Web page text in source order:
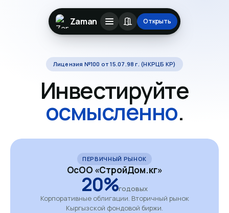
Zaman Открыть
Лицензия №100 от 15.07.98 г. (НКРЦБ КР)
Инвестируйте
осмысленно.
ПЕРВИЧНЫЙ РЫНОК
ОсОО «СтройДом.кг»
20%годовых
Корпоративные облигации. Вторичный рынок
Кыргызской фондовой биржи.